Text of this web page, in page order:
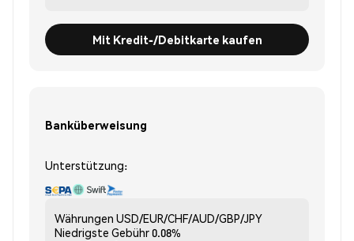
Mit Kredit-/Debitkarte kaufen
Banküberweisung
Unterstützung:
Währungen USD/EUR/CHF/AUD/GBP/JPY
Niedrigste Gebühr0.08%